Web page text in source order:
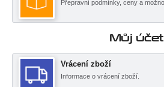
Přepravní podmínky, ceny a
Můj účet
Vrácení zboží
Informace o vrácení zboží.